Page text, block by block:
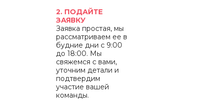
2. ПОДАЙТЕ
ЗАЯВКУ
Заявка простая, мы
рассматриваем ее в
будние дни с 9:00
до 18:00. Мы
свяжемся с вами,
уточним детали и
подтвердим
участие вашей
команды.